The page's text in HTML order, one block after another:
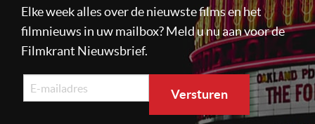
Elke week alles over de nieuwste films en het
filmnieuws in uw mailbox? Meld u nu aan voor de
Filmkrant Nieuwsbrief.